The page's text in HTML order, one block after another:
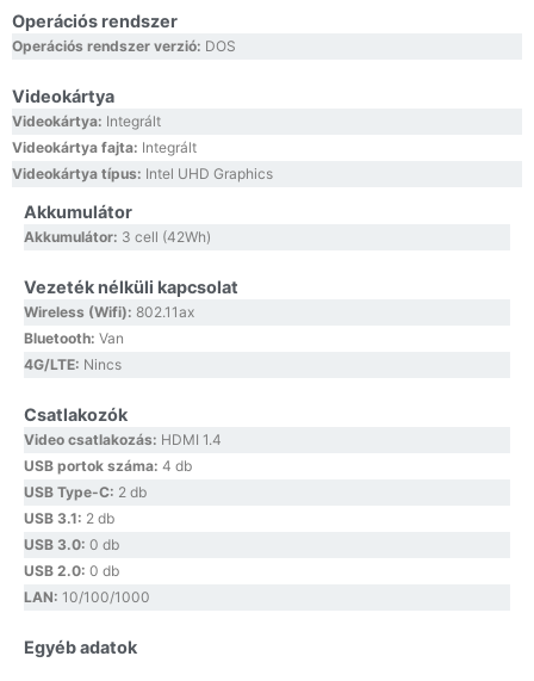
Operációs rendszer
Operációs rendszer verzió: DOS
Videokártya
Videokártya: Integrált
Videokártya fajta: Integrált
Videokártya típus: Intel UHD Graphics
Akkumulátor
Akkumulátor: 3 cell (42Wh)
Vezeték nélküli kapcsolat
Wireless (Wifi): 802.11ax
Bluetooth: Van
4G/LTE: Nincs
Csatlakozók
Video csatlakozás: HDMI 1.4
USB portok száma: 4 db
USB Type-C: 2 db
USB 3.1: 2 db
USB 3.0: 0 db
USB 2.0: 0 db
LAN: 10/100/1000
Egyéb adatok